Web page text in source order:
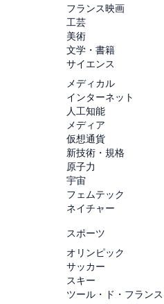
フランス映画
工芸
美術
文学・書籍
サイエンス
メディカル
インターネット
人工知能
メディア
仮想通貨
新技術・規格
原子力
宇宙
フェムテック
ネイチャー
スポーツ
オリンピック
サッカー
スキー
ツール・ド・フランス